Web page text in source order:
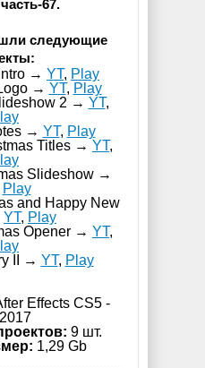
67.
следующие
→ YT, Play
→ YT, Play
2 → YT,
→ YT, Play
Titles → YT,
Slideshow →
Play
and Happy New
YT, Play
Opener → YT,
II → YT, Play
Effects CS5 -
9 шт.
1,29 Gb